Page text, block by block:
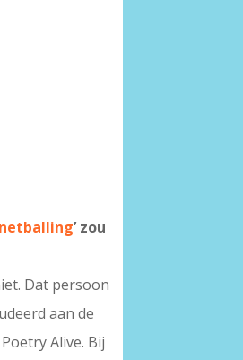
’ zou
Dat persoon
aan de
Alive. Bij